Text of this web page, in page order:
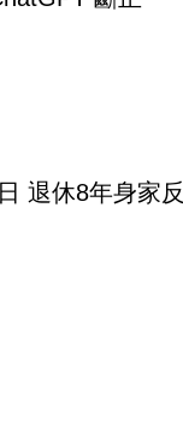
退休8年身家反